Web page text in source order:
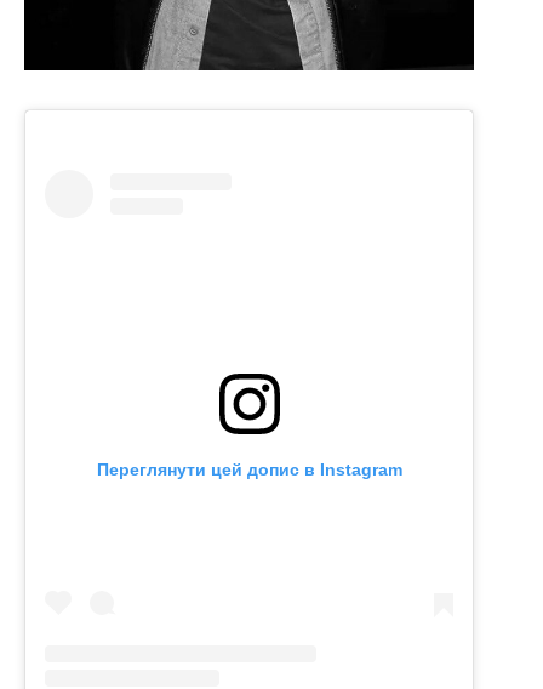
Переглянути цей допис в Instagram